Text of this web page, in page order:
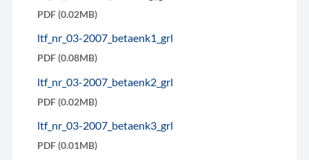
PDF (0.02MB)
ltf_nr_03-2007_betaenk1_grl
PDF (0.08MB)
ltf_nr_03-2007_betaenk2_grl
PDF (0.02MB)
ltf_nr_03-2007_betaenk3_grl
PDF (0.01MB)